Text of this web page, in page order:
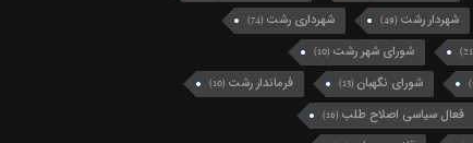
شهردار رشت (49) شهرداری رشت (74)
شورای شهر رشت (10)
شورای نگهبان (13) فرماندار رشت (10)
فعال سیاسی اصلاح طلب (16)